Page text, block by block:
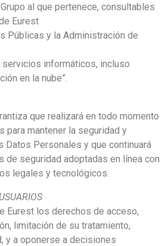
al que pertenece, consultables
Eurest
Públicas y la Administración de
informáticos, incluso
en la nube”.
que realizará en todo momento
para mantener la seguridad y
Datos Personales y que continuará
de seguridad adoptadas en línea con
legales y tecnológicos.
Eurest los derechos de acceso,
limitación de su tratamiento,
y a oponerse a decisiones